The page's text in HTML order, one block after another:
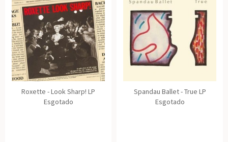
Roxette - Look Sharp! LP
Esgotado
Spandau Ballet - True LP
Esgotado